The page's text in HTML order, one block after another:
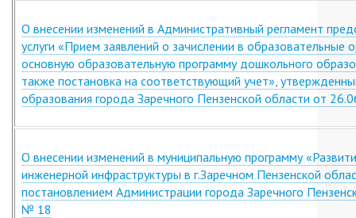
О внесении изменений в Административный регламент
услуги «Прием заявлений о зачислении в образовательные
основную образовательную программу дошкольного
также постановка на соответствующий учет»,
образования города Заречного Пензенской области от
О внесении изменений в муниципальную программу
инженерной инфраструктуры в г.Заречном Пензенской
постановлением Администрации города Заречного
№ 18